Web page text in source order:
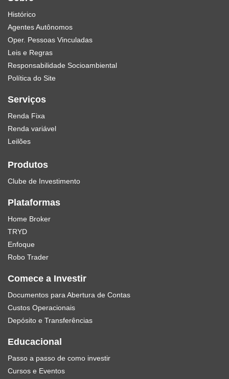
Histórico
Agentes Autônomos
Oper. Pessoas Vinculadas
Leis e Regras
Responsabilidade Socioambiental
Política do Site
Serviços
Renda Fixa
Renda variável
Leilões
Produtos
Clube de Investimento
Plataformas
Home Broker
TRYD
Enfoque
Robo Trader
Comece a Investir
Documentos para Abertura de Contas
Custos Operacionais
Depósito e Transferências
Educacional
Passo a passo de como investir
Cursos e Eventos